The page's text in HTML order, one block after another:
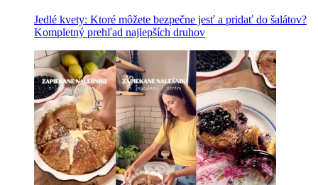
Jedlé kvety: Ktoré môžete bezpečne jesť a pridať do šalátov?
Kompletný prehľad najlepších druhov